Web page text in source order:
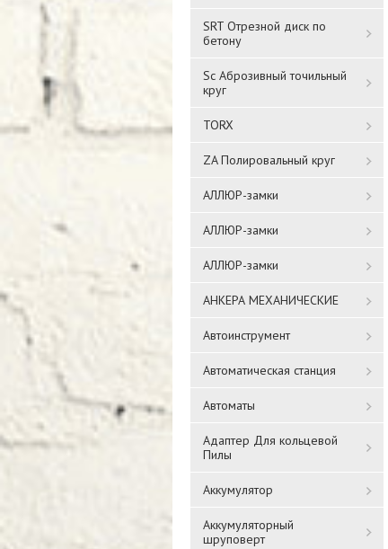
SRT Отрезной диск по
бетону
Sc Аброзивный точильный
круг
TORX
ZA Полировальный круг
АЛЛЮР-замки
АЛЛЮР-замки
АЛЛЮР-замки
АНКЕРА МЕХАНИЧЕСКИЕ
Автоинструмент
Автоматическая станция
Автоматы
Адаптер Для кольцевой
Пилы
Аккумулятор
Аккумуляторный
шруповерт